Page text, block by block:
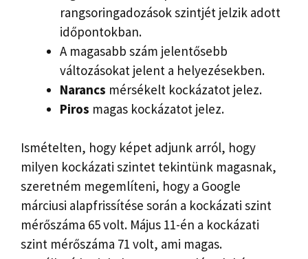
rangsoringadozások szintjét jelzik adott
időpontokban.
A magasabb szám jelentősebb
változásokat jelent a helyezésekben.
Narancs mérsékelt kockázatot jelez.
Piros magas kockázatot jelez.
Ismételten, hogy képet adjunk arról, hogy
milyen kockázati szintet tekintünk magasnak,
szeretném megemlíteni, hogy a Google
márciusi alapfrissítése során a kockázati szint
mérőszáma 65 volt. Május 11-én a kockázati
szint mérőszáma 71 volt, ami magas.